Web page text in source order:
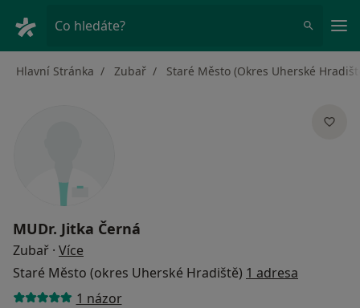
Co hledáte?
Hlavní Stránka Zubař Staré Město (Okres Uherské
MUDr. Jitka Černá
Zubař · Více
Staré Město (okres Uherské Hradiště) 1 adresa
1 názor